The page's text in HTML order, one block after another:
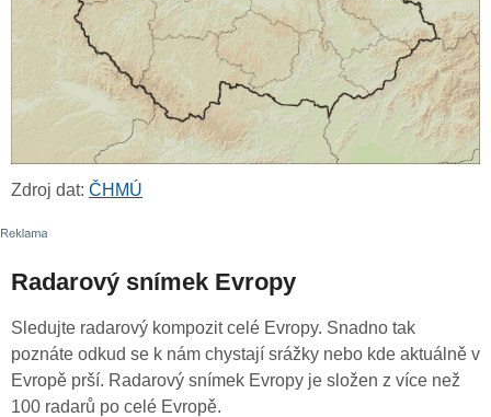
Zdroj dat: ČHMÚ
Radarový snímek Evropy
Sledujte radarový kompozit celé Evropy. Snadno tak
poznáte odkud se k nám chystají srážky nebo kde aktuálně v
Evropě prší. Radarový snímek Evropy je složen z více než
100 radarů po celé Evropě.